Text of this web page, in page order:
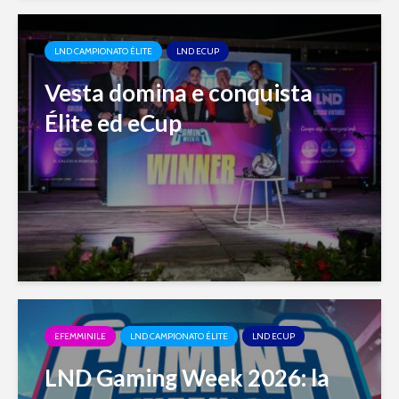
LND CAMPIONATO ÉLITE LND ECUP
Vesta domina e conquista
Élite ed eCup
EFEMMINILE LND CAMPIONATO ÉLITE LND ECUP
LND Gaming Week 2026: la